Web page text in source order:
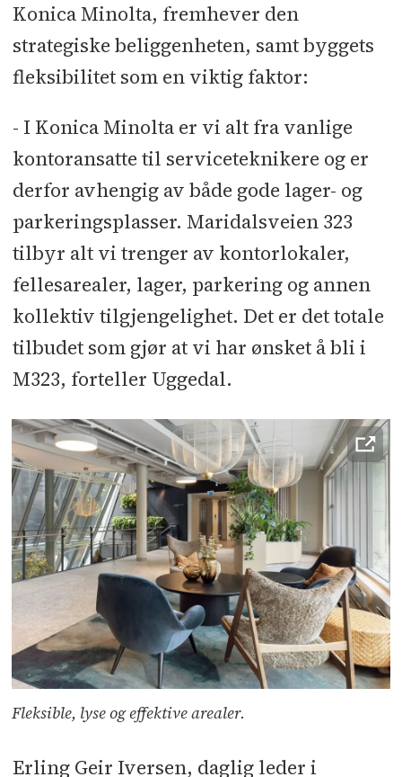
Konica Minolta, fremhever den
strategiske beliggenheten, samt byggets
fleksibilitet som en viktig faktor:
- I Konica Minolta er vi alt fra vanlige
kontoransatte til serviceteknikere og er
derfor avhengig av både gode lager- og
parkeringsplasser. Maridalsveien 323
tilbyr alt vi trenger av kontorlokaler,
fellesarealer, lager, parkering og annen
kollektiv tilgjengelighet. Det er det totale
tilbudet som gjør at vi har ønsket å bli i
M323, forteller Uggedal.
Fleksible, lyse og effektive arealer.
Erling Geir Iversen, daglig leder i